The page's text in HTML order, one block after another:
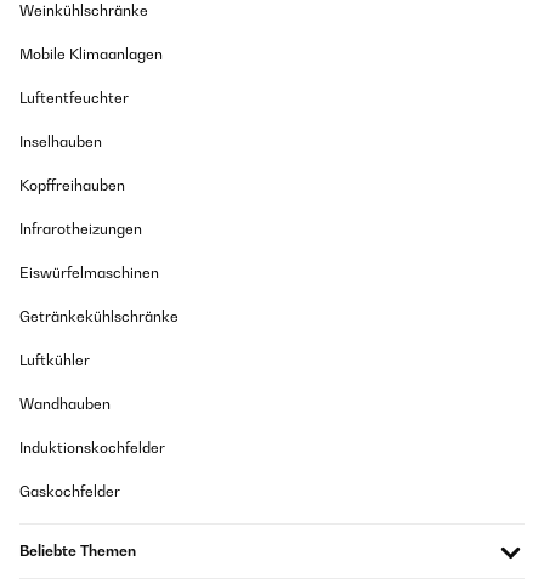
Weinkühlschränke
Mobile Klimaanlagen
Luftentfeuchter
Inselhauben
Kopffreihauben
Infrarotheizungen
Eiswürfelmaschinen
Getränkekühlschränke
Luftkühler
Wandhauben
Induktionskochfelder
Gaskochfelder
Beliebte Themen